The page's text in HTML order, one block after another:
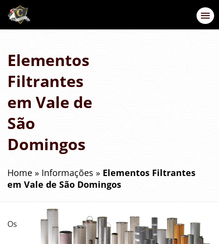
Elementos
Filtrantes
em Vale de
São
Domingos
Home » Informações » Elementos Filtrantes
em Vale de São Domingos
Os